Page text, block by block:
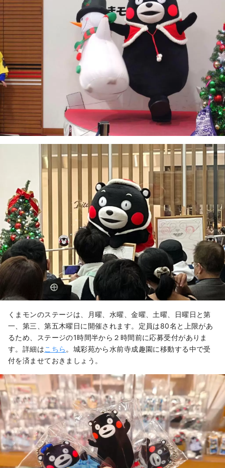
くまモンのステージは、月曜、水曜、金曜、土曜、日曜日と第
一、第三、第五木曜日に開催されます。定員は80名と上限があ
るため、ステージの1時間半から２時間前に応募受付がありま
す。詳細はこちら 。城彩苑から水前寺成趣園に移動する中で受
付を済ませておきましょう。